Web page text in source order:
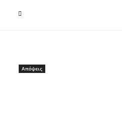
Απόψεις